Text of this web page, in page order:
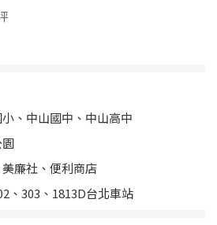
70~80 坪
、中山國中、中山高中
廉社、便利商店
、303、1813D台北車站